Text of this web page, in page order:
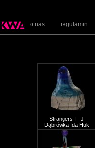
o nas regulamin
Strangers I - J
Dąbrówka Ida Huk